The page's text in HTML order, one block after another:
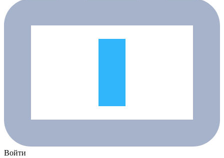
Войти